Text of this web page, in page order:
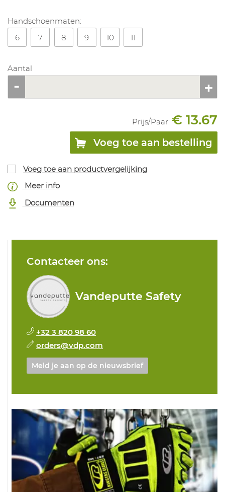
Handschoenmaten:
6
7 8 9 10 11
Aantal
Prijs/Paar: € 13.67
Voeg toe aan bestelling
Voeg toe aan productvergelijking
Meer info
Documenten
Contacteer ons:
Vandeputte Safety
+32 3 820 98 60
orders@vdp.com
Meld je aan op de nieuwsbrief